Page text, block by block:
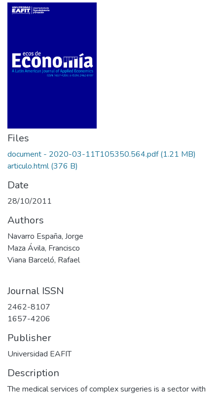
Files
document - 2020-03-11T105350.564.pdf(1.21 MB)
articulo.html(376 B)
Date
28/10/2011
Authors
Navarro España, Jorge
Maza Ávila, Francisco
Viana Barceló, Rafael
Journal ISSN
2462-8107
1657-4206
Publisher
Universidad EAFIT
Description
The medical services of complex surgeries is a sector with